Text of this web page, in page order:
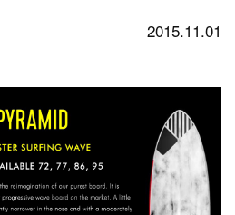
2015.11.01